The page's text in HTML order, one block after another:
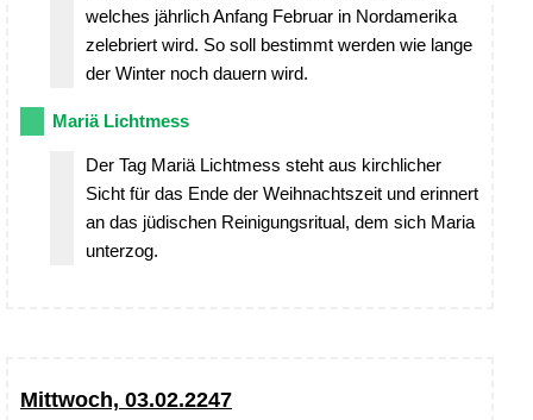
welches jährlich Anfang Februar in Nordamerika
zelebriert wird. So soll bestimmt werden wie lange
der Winter noch dauern wird.
Mariä Lichtmess
Der Tag Mariä Lichtmess steht aus kirchlicher
Sicht für das Ende der Weihnachtszeit und erinnert
an das jüdischen Reinigungsritual, dem sich Maria
unterzog.
Mittwoch, 03.02.2247